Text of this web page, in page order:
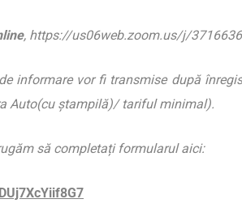
, https://us06web.zoom.us/j/
informare vor fi transmise după
Auto(cu ștampilă)/ tariful minimal).
să completați formularul aici: